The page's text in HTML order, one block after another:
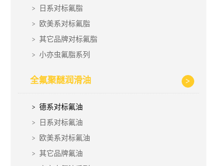
日系对标氟脂
欧美系对标氟脂
其它品牌对标氟脂
小亦虫氟脂系列
全氟聚醚润滑油
德系对标氟油
日系对标氟油
欧美系对标氟油
其它品牌氟油